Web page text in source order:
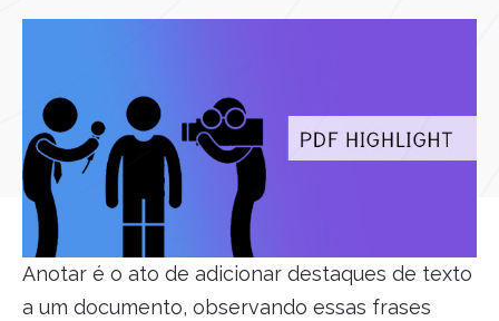
Anotar é o ato de adicionar destaques de texto
a um documento, observando essas frases